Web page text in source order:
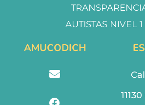
AUTISTAS NIVEL 1
AMUCODICH